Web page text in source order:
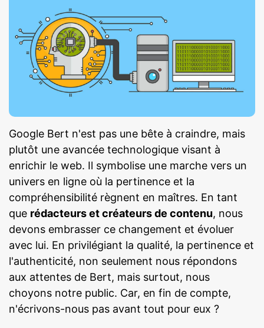
Google Bert n'est pas une bête à craindre, mais
plutôt une avancée technologique visant à
enrichir le web. Il symbolise une marche vers un
univers en ligne où la pertinence et la
compréhensibilité règnent en maîtres. En tant
que rédacteurs et créateurs de contenu, nous
devons embrasser ce changement et évoluer
avec lui. En privilégiant la qualité, la pertinence et
l'authenticité, non seulement nous répondons
aux attentes de Bert, mais surtout, nous
choyons notre public. Car, en fin de compte,
n'écrivons-nous pas avant tout pour eux ?